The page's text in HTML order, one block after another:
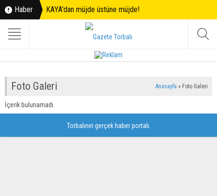
Haber KAYA'dan müjde üstüne müjde!
Anasayfa » Foto Galeri
Foto Galeri
İçerik bulunamadı.
Torbalının gerçek haber portalı.